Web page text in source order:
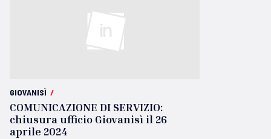
GIOVANISÌ /
COMUNICAZIONE DI SERVIZIO:
chiusura ufficio Giovanisì il 26
aprile 2024